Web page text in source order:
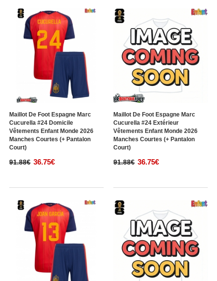
Maillot De Foot Espagne Marc
Cucurella #24 Domicile
Vêtements Enfant Monde 2026
Manches Courtes (+ Pantalon
Court)
91.88€ 36.75€
Maillot De Foot Espagne Marc
Cucurella #24 Extérieur
Vêtements Enfant Monde 2026
Manches Courtes (+ Pantalon
Court)
91.88€ 36.75€